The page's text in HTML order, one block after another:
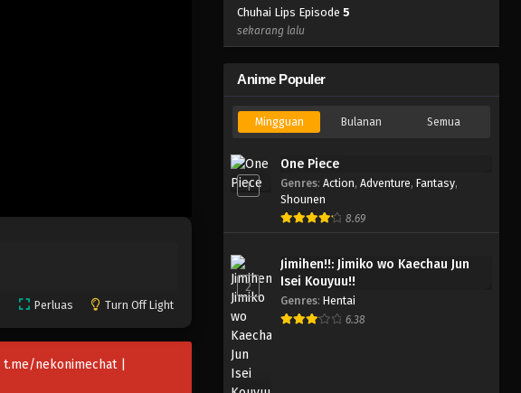
Perluas Turn Off Light
t.me/nekonimechat |
Chuhai Lips
Chuhai Lips Episode 5
sekarang lalu
Anime Populer
Mingguan Bulanan Semua
1
One Piece
Genres: Action, Adventure, Fantasy,
Shounen
8.69
2
Jimihen!!: Jimiko wo Kaechau Jun
Isei Kouyuu!!
Genres: Hentai
6.38